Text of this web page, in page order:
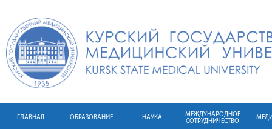
ГЛАВНАЯ ОБРАЗОВАНИЕ НАУКА
МЕЖДУНАРОДНОЕ
СОТРУДНИЧЕСТВО